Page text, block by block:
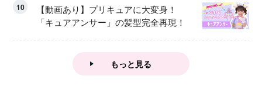
10
【動画あり】プリキュアに大変身！
「キュアアンサー」の髪型完全再現！
もっと見る